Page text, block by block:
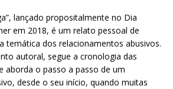
lançado propositalmente no Dia
em 2018, é um relato pessoal de
temática dos relacionamentos abusivos.
autoral, segue a cronologia das
aborda o passo a passo de um
desde o seu início, quando muitas